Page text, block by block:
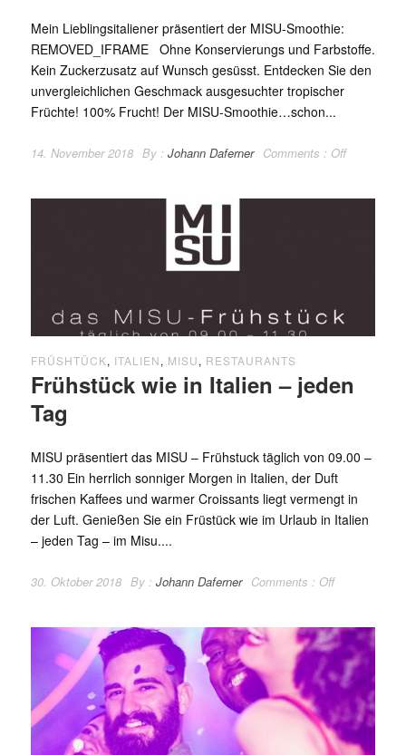
Mein Lieblingsitaliener präsentiert der MISU-Smoothie:
REMOVED_IFRAME Ohne Konservierungs und Farbstoffe.
Kein Zuckerzusatz auf Wunsch gesüsst. Entdecken Sie den
unvergleichlichen Geschmack ausgesuchter tropischer
Früchte! 100% Frucht! Der MISU-Smoothie…schon...
14. November 2018 By : Johann Daferner Comments : Off
FRÜSHTÜCK, ITALIEN, MISU, RESTAURANTS
Frühstück wie in Italien – jeden
Tag
MISU präsentiert das MISU – Frühstuck täglich von 09.00 –
11.30 Ein herrlich sonniger Morgen in Italien, der Duft
frischen Kaffees und warmer Croissants liegt vermengt in
der Luft. Genießen Sie ein Früstück wie im Urlaub in Italien
– jeden Tag – im Misu....
30. Oktober 2018 By : Johann Daferner Comments : Off